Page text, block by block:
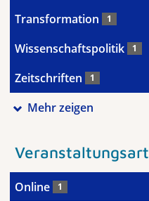
Transformation 1
Wissenschaftspolitik 1
Zeitschriften 1
Mehr zeigen
Veranstaltungsart
Online 1